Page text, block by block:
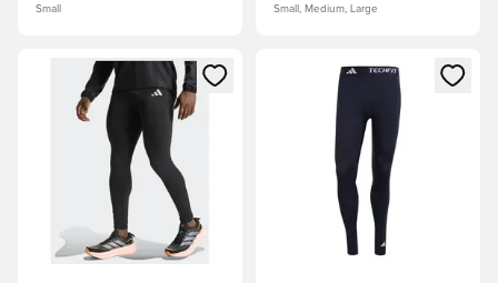
Small Small, Medium, Large
Öppnar en Modal för att logga in eller registrera dig som
Öppnar en Modal för att